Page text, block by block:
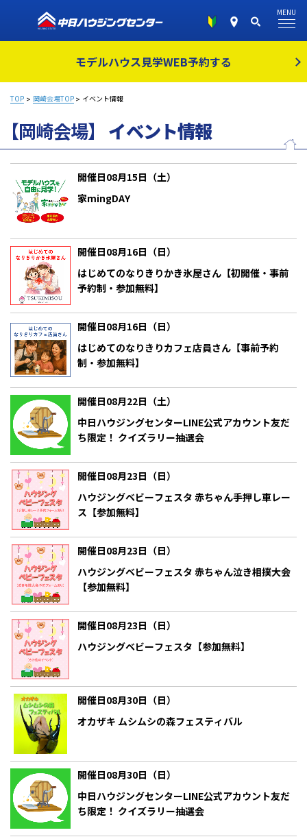
モデルハウス見学WEB予約する
MENU
TOP 岡崎会場TOP イベント情報
【岡崎会場】 イベント情報
開催日08月15日（土）
家mingDAY
開催日08月16日（日）
はじめてのなりきりかき氷屋さん【初開催・事前
予約制・参加無料】
開催日08月16日（日）
はじめてのなりきりカフェ店員さん【事前予約
制・参加無料】
開催日08月22日（土）
中日ハウジングセンターLINE公式アカウント友だ
ち限定！ クイズラリー抽選会
開催日08月23日（日）
ハウジングベビーフェスタ 赤ちゃん手押し車レー
ス【参加無料】
開催日08月23日（日）
ハウジングベビーフェスタ 赤ちゃん泣き相撲大会
【参加無料】
開催日08月23日（日）
ハウジングベビーフェスタ【参加無料】
開催日08月30日（日）
オカザキ ムシムシの森フェスティバル
開催日08月30日（日）
中日ハウジングセンターLINE公式アカウント友だ
ち限定！ クイズラリー抽選会